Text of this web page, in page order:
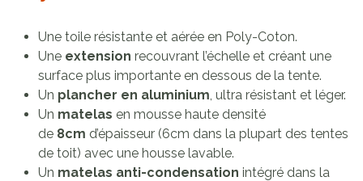
Une toile résistante et aérée en Poly-Coton.
Une extension recouvrant l’échelle et créant une
surface plus importante en dessous de la tente.
Un plancher en aluminium, ultra résistant et léger.
Un matelas en mousse haute densité
de 8cm d’épaisseur (6cm dans la plupart des tentes
de toit) avec une housse lavable.
Un matelas anti-condensation intégré dans la